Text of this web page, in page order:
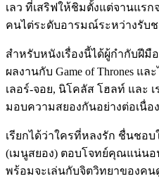
เลว ที่เสริฟให้ชิมตั้งแต่จานแร
คนไต่ระดับอารมณ์ระหว่างรับ
สำหรับหนังเรื่องนี้ได้ผู้กำกับฝีมื
ผลงานกับ Game of Thrones แ
เลอร์-จอย, นิโคลัส โฮลท์ และ
มอบความสยองกันอย่างต่อเนื่อง
เรียกได้ว่าใครที่หลงรัก ชื่นชอบ
(เมนูสยอง) ตอบโจทย์คุณแน่น
พร้อมจะเล่นกับจิตวิทยาของคน